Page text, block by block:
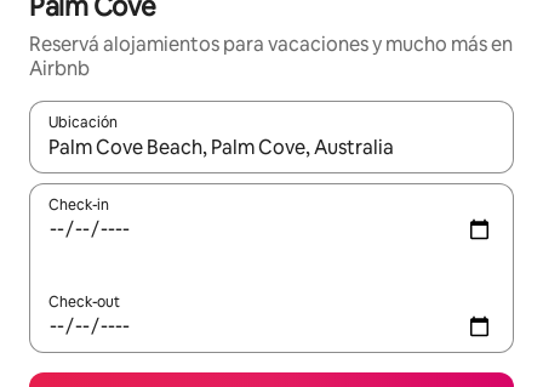
Reservá alojamientos para vacaciones y mucho más en
Airbnb
Ubicación
Cuando los resultados estén disponibles, navegá con las
Check-in
Check-out